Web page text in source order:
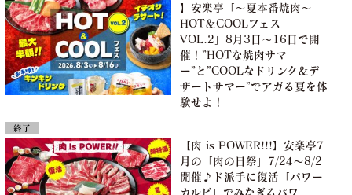
】安楽亭「～夏本番焼肉～
HOT＆COOLフェス
VOL.2」8月3日～16日で開
催！”HOTな焼肉サマ
ー”と”COOLなドリンク＆デ
ザートサマー”でアガる夏を体
験せよ！
終了
【肉 is POWER!!!】安楽亭7
月の「肉の日祭」7/24～8/2
開催♪ド派手に復活「パワー